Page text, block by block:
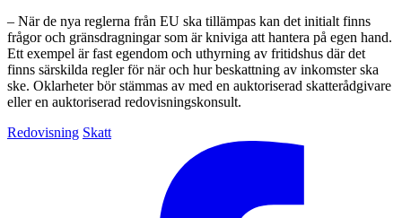
– När de nya reglerna från EU ska tillämpas kan det initialt finns
frågor och gränsdragningar som är kniviga att hantera på egen hand.
Ett exempel är fast egendom och uthyrning av fritidshus där det
finns särskilda regler för när och hur beskattning av inkomster ska
ske. Oklarheter bör stämmas av med en auktoriserad skatterådgivare
eller en auktoriserad redovisningskonsult.
Redovisning Skatt